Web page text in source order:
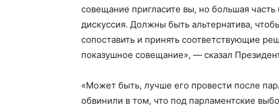
совещание пригласите вы, но большая
дискуссия. Должны быть альтернатива,
сопоставить и принять соответствующие
показушное совещание», — сказал
«Может быть, лучше его провести после
обвинили в том, что под парламентские